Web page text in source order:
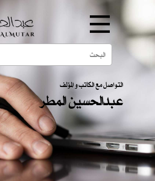
التواصل مع الكاتب و المؤلف
عبدالحسين المطر